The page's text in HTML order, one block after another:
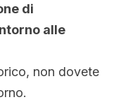
di
alle
non dovete